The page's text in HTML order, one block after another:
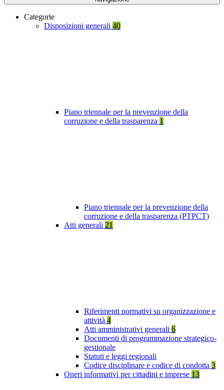
Categorie
Disposizioni generali 40
Piano triennale per la prevenzione della
corruzione e della trasparenza 1
Piano triennale per la prevenzione della
corruzione e della trasparenza (PTPCT)
Atti generali 21
Riferimenti normativi su organizzazione e
attività 4
Atti amministrativi generali 6
Documenti di programmazione strategico-
gestionale
Statuti e leggi regionali
Codice disciplinare e codice di condotta 3
Oneri informativi per cittadini e imprese 13